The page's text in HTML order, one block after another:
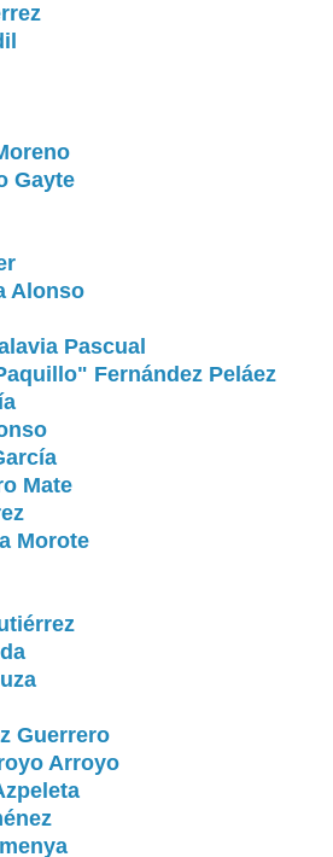
Gayte
Alonso
Pascual
Fernández Peláez
Mate
Morote
Guerrero
Arroyo